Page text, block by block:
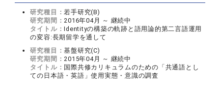
研究種目：若手研究(B)
研究期間：2016年04月 ～ 継続中
タイトル：Identityの構築の軌跡と語用論的第二言語運用
の変容:長期留学を通して
研究種目：基盤研究(C)
研究期間：2015年04月 ～ 継続中
タイトル： 国際共修カリキュラムのための「共通語とし
ての日本語・英語」使用実態・意識の調査